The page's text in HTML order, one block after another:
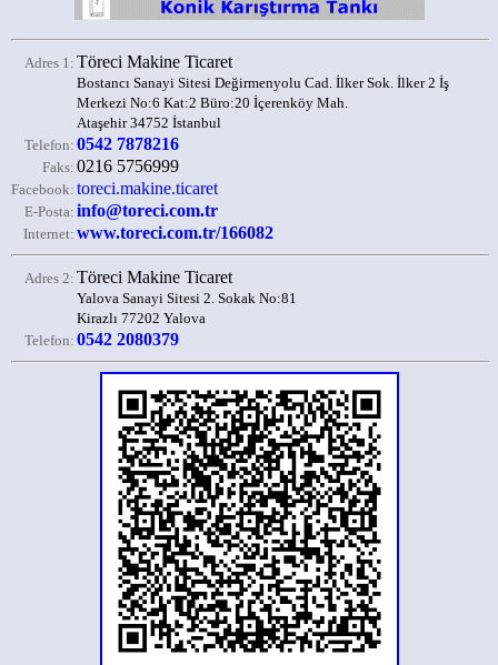
Adres 1: Töreci Makine Ticaret
Bostancı Sanayi Sitesi Değirmenyolu Cad. İlker Sok. İlker 2 İş
Merkezi No:6 Kat:2 Büro:20 İçerenköy Mah.
Ataşehir 34752 İstanbul
Telefon: 0542 7878216
Faks: 0216 5756999
Facebook: toreci.makine.ticaret
E-Posta: info@toreci.com.tr
Internet: www.toreci.com.tr/166082
Adres 2: Töreci Makine Ticaret
Yalova Sanayi Sitesi 2. Sokak No:81
Kirazlı 77202 Yalova
Telefon: 0542 2080379